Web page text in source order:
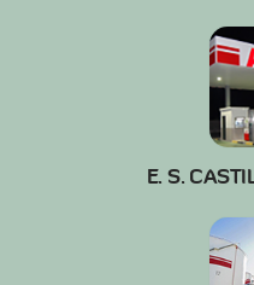
E. S.